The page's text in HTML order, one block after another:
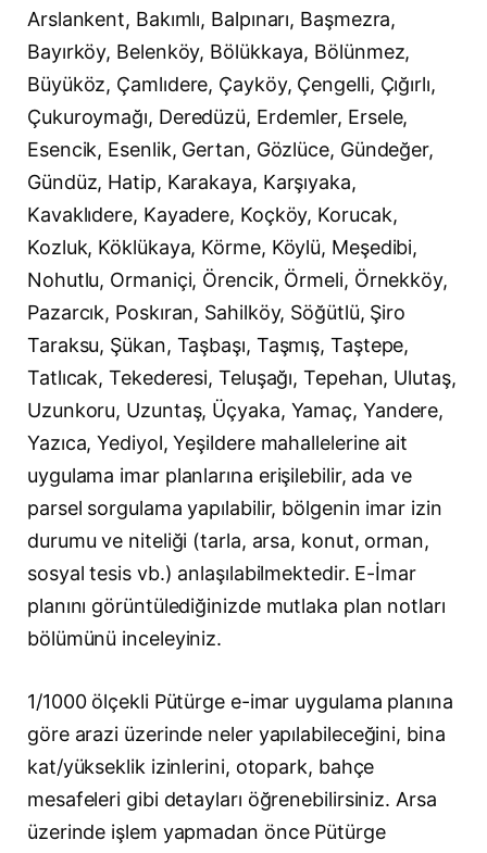
Arslankent, Bakımlı, Balpınarı, Başmezra,
Bayırköy, Belenköy, Bölükkaya, Bölünmez,
Büyüköz, Çamlıdere, Çayköy, Çengelli, Çığırlı,
Çukuroymağı, Deredüzü, Erdemler, Ersele,
Esencik, Esenlik, Gertan, Gözlüce, Gündeğer,
Gündüz, Hatip, Karakaya, Karşıyaka,
Kavaklıdere, Kayadere, Koçköy, Korucak,
Kozluk, Köklükaya, Körme, Köylü, Meşedibi,
Nohutlu, Ormaniçi, Örencik, Örmeli, Örnekköy,
Pazarcık, Poskıran, Sahilköy, Söğütlü, Şiro
Taraksu, Şükan, Taşbaşı, Taşmış, Taştepe,
Tatlıcak, Tekederesi, Teluşağı, Tepehan, Ulutaş,
Uzunkoru, Uzuntaş, Üçyaka, Yamaç, Yandere,
Yazıca, Yediyol, Yeşildere mahallelerine ait
uygulama imar planlarına erişilebilir, ada ve
parsel sorgulama yapılabilir, bölgenin imar izin
durumu ve niteliği (tarla, arsa, konut, orman,
sosyal tesis vb.) anlaşılabilmektedir. E-İmar
planını görüntülediğinizde mutlaka plan notları
bölümünü inceleyiniz.
1/1000 ölçekli Pütürge e-imar uygulama planına
göre arazi üzerinde neler yapılabileceğini, bina
kat/yükseklik izinlerini, otopark, bahçe
mesafeleri gibi detayları öğrenebilirsiniz. Arsa
üzerinde işlem yapmadan önce Pütürge